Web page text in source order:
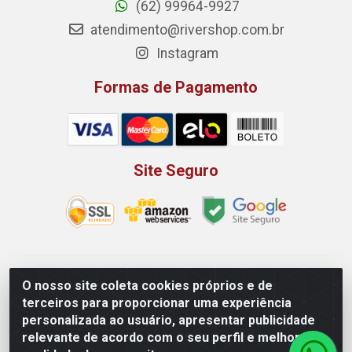
O nosso site coleta cookies próprios e de
terceiros para proporcionar uma experiência
personalizada ao usuário, apresentar publicidade
relevante de acordo com o seu perfil e melhorar a
(62) 99964-9927
atendimento@rivershop.com.br
Instagram
Formas de Pagamento
Site Seguro
Rio Vermelho Distribuição de Alimentos LTDA - Rodovia
BR, 153, KM 52 N 00 QD 00 LT 16 - Bairro Jardim
Eldorado, Anápolis/GO - CEP 75.045-190 - CNPJ
10.912.900/0002-40